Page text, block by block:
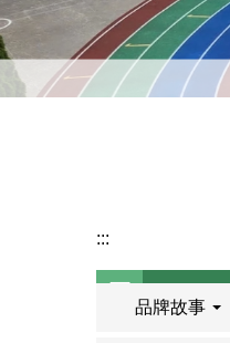
:::
品牌故事